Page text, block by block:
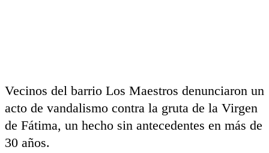
Vecinos del barrio Los Maestros denunciaron un
acto de vandalismo contra la gruta de la Virgen
de Fátima, un hecho sin antecedentes en más de
30 años.